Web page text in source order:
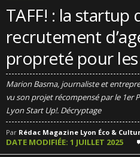
TAFF! : la
recrutement
propreté pour
Marion Basma, journaliste et
vu son projet récompensé par le 1er
Lyon Start Up!. Décryptage
Par Rédac Magazine Lyon Éco &
DATE MODIFIÉE: 1 JUILLET 2025